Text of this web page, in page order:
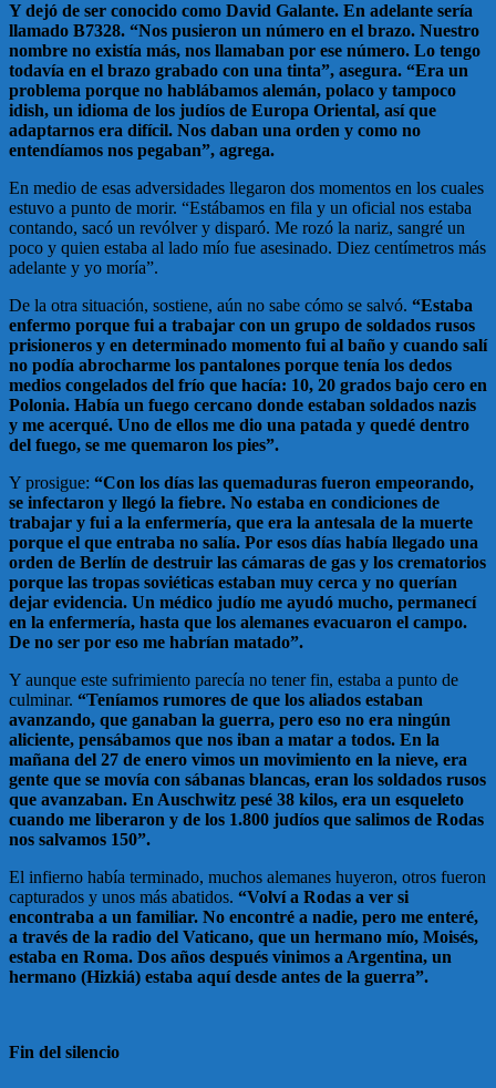
Y dejó de ser conocido como David Galante. En adelante sería
llamado B7328. “Nos pusieron un número en el brazo. Nuestro
nombre no existía más, nos llamaban por ese número. Lo tengo
todavía en el brazo grabado con una tinta”, asegura. “Era un
problema porque no hablábamos alemán, polaco y tampoco
idish, un idioma de los judíos de Europa Oriental, así que
adaptarnos era difícil. Nos daban una orden y como no
entendíamos nos pegaban”, agrega.
En medio de esas adversidades llegaron dos momentos en los cuales
estuvo a punto de morir. “Estábamos en fila y un oficial nos estaba
contando, sacó un revólver y disparó. Me rozó la nariz, sangré un
poco y quien estaba al lado mío fue asesinado. Diez centímetros más
adelante y yo moría”.
De la otra situación, sostiene, aún no sabe cómo se salvó. “Estaba
enfermo porque fui a trabajar con un grupo de soldados rusos
prisioneros y en determinado momento fui al baño y cuando salí
no podía abrocharme los pantalones porque tenía los dedos
medios congelados del frío que hacía: 10, 20 grados bajo cero en
Polonia. Había un fuego cercano donde estaban soldados nazis
y me acerqué. Uno de ellos me dio una patada y quedé dentro
del fuego, se me quemaron los pies”.
Y prosigue: “Con los días las quemaduras fueron empeorando,
se infectaron y llegó la fiebre. No estaba en condiciones de
trabajar y fui a la enfermería, que era la antesala de la muerte
porque el que entraba no salía. Por esos días había llegado una
orden de Berlín de destruir las cámaras de gas y los crematorios
porque las tropas soviéticas estaban muy cerca y no querían
dejar evidencia. Un médico judío me ayudó mucho, permanecí
en la enfermería, hasta que los alemanes evacuaron el campo.
De no ser por eso me habrían matado”.
Y aunque este sufrimiento parecía no tener fin, estaba a punto de
culminar. “Teníamos rumores de que los aliados estaban
avanzando, que ganaban la guerra, pero eso no era ningún
aliciente, pensábamos que nos iban a matar a todos. En la
mañana del 27 de enero vimos un movimiento en la nieve, era
gente que se movía con sábanas blancas, eran los soldados rusos
que avanzaban. En Auschwitz pesé 38 kilos, era un esqueleto
cuando me liberaron y de los 1.800 judíos que salimos de Rodas
nos salvamos 150”.
El infierno había terminado, muchos alemanes huyeron, otros fueron
capturados y unos más abatidos. “Volví a Rodas a ver si
encontraba a un familiar. No encontré a nadie, pero me enteré,
a través de la radio del Vaticano, que un hermano mío, Moisés,
estaba en Roma. Dos años después vinimos a Argentina, un
hermano (Hizkiá) estaba aquí desde antes de la guerra”.
Fin del silencio